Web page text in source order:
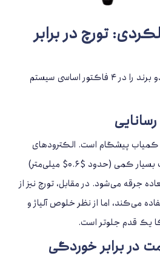
تورچ در برابر
برای درک بهتر تفاوت‌ها، این دو برند را در ۴ فاکتور اساسی سیستم
کمیاب پیشگام است. الکترودهای
مرکزی NGK معمولاً ضخامت بسیار کمی (حدود $0.6$ میلی‌متر)
جرقه می‌شود. در مقابل، تورچ نیز از
می‌کند، اما از نظر خلوص آلیاژ و
یک قدم جلوتر است.